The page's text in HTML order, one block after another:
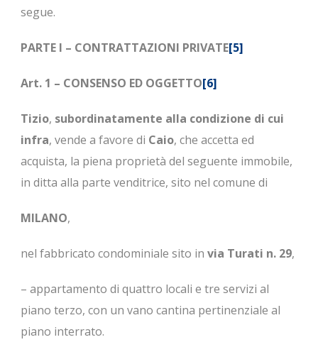
segue.
PARTE I – CONTRATTAZIONI PRIVATE[5]
Art. 1 – CONSENSO ED OGGETTO[6]
Tizio, subordinatamente alla condizione di cui
infra, vende a favore di Caio, che accetta ed
acquista, la piena proprietà del seguente immobile,
in ditta alla parte venditrice, sito nel comune di
MILANO,
nel fabbricato condominiale sito in via Turati n. 29,
– appartamento di quattro locali e tre servizi al
piano terzo, con un vano cantina pertinenziale al
piano interrato.